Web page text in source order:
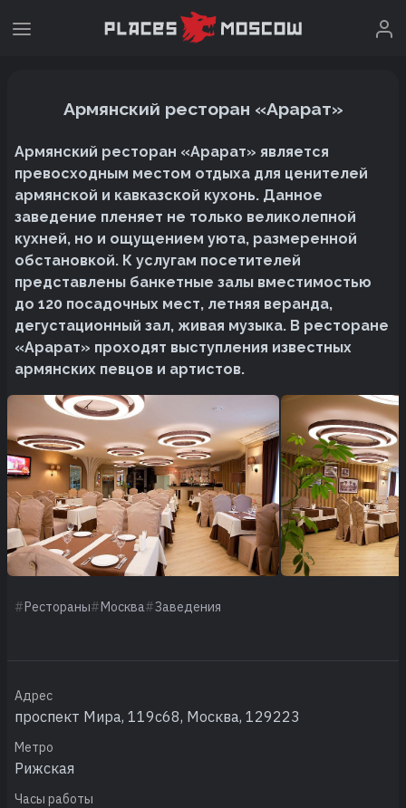
Армянский ресторан «Арарат»
Армянский ресторан «Арарат» является
превосходным местом отдыха для ценителей
армянской и кавказской кухонь. Данное
заведение пленяет не только великолепной
кухней, но и ощущением уюта, размеренной
обстановкой. К услугам посетителей
представлены банкетные залы вместимостью
до 120 посадочных мест, летняя веранда,
дегустационный зал, живая музыка. В ресторане
«Арарат» проходят выступления известных
армянских певцов и артистов.
Рестораны Москва Заведения
Адрес
проспект Мира, 119с68, Москва, 129223
Метро
Рижская
Часы работы